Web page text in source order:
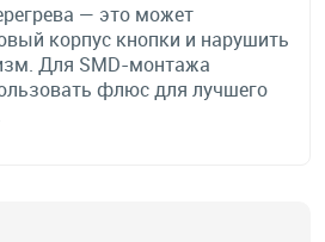
— это может
корпус кнопки и нарушить
Для SMD-монтажа
флюс для лучшего